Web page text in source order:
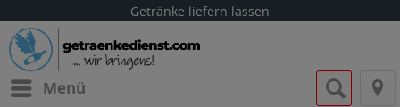
Getränke liefern lassen
Menü